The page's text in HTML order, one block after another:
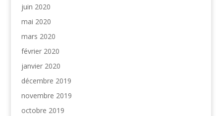
juin 2020
mai 2020
mars 2020
février 2020
janvier 2020
décembre 2019
novembre 2019
octobre 2019